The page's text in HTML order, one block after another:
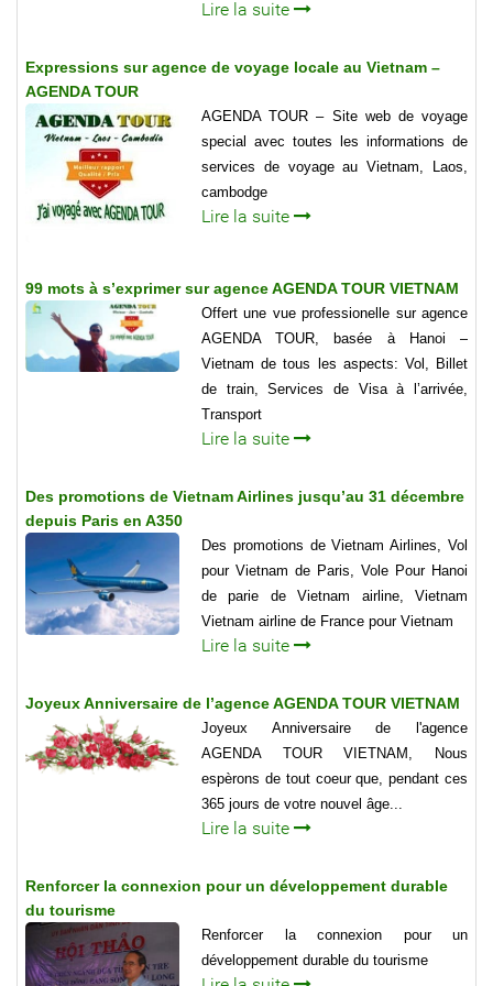
Lire la suite
Expressions sur agence de voyage locale au Vietnam –
AGENDA TOUR
AGENDA TOUR – Site web de voyage
special avec toutes les informations de
services de voyage au Vietnam, Laos,
cambodge
Lire la suite
99 mots à s’exprimer sur agence AGENDA TOUR VIETNAM
Offert une vue professionelle sur agence
AGENDA TOUR, basée à Hanoi –
Vietnam de tous les aspects: Vol, Billet
de train, Services de Visa à l’arrivée,
Transport
Lire la suite
Des promotions de Vietnam Airlines jusqu’au 31 décembre
depuis Paris en A350
Des promotions de Vietnam Airlines, Vol
pour Vietnam de Paris, Vole Pour Hanoi
de parie de Vietnam airline, Vietnam
Vietnam airline de France pour Vietnam
Lire la suite
Joyeux Anniversaire de l’agence AGENDA TOUR VIETNAM
Joyeux Anniversaire de l'agence
AGENDA TOUR VIETNAM, Nous
espèrons de tout coeur que, pendant ces
365 jours de votre nouvel âge...
Lire la suite
Renforcer la connexion pour un développement durable
du tourisme
Renforcer la connexion pour un
développement durable du tourisme